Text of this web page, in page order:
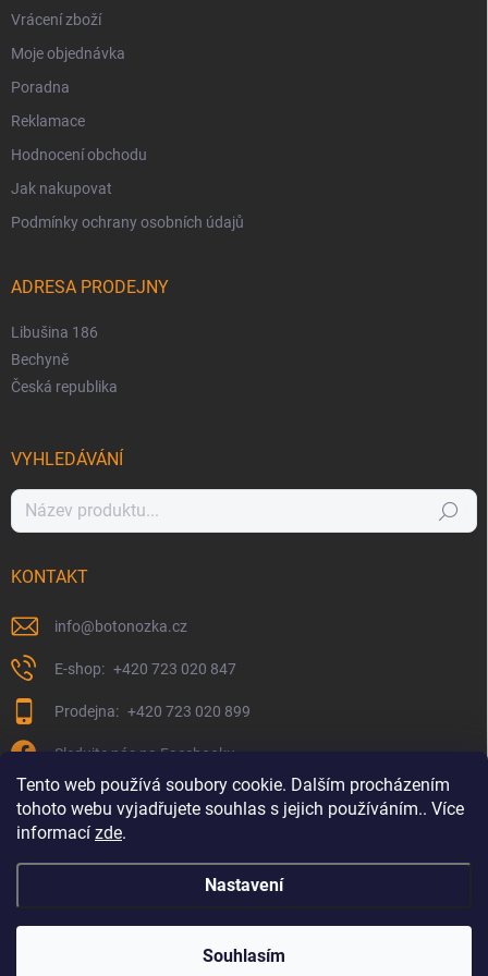
Tento web používá soubory cookie. Dalším procházením
tohoto webu vyjadřujete souhlas s jejich používáním.. Více
informací zde.
Nastavení
Souhlasím
Vrácení zboží
Moje objednávka
Poradna
Reklamace
Hodnocení obchodu
Jak nakupovat
Podmínky ochrany osobních údajů
ADRESA PRODEJNY
Libušina 186
Bechyně
Česká republika
VYHLEDÁVÁNÍ
Hledat
KONTAKT
info@botonozka.cz
+420 723 020 847
+420 723 020 899
Sledujte nás na Facebooku
Botonozka.cz . Všechna práva vyhrazena.